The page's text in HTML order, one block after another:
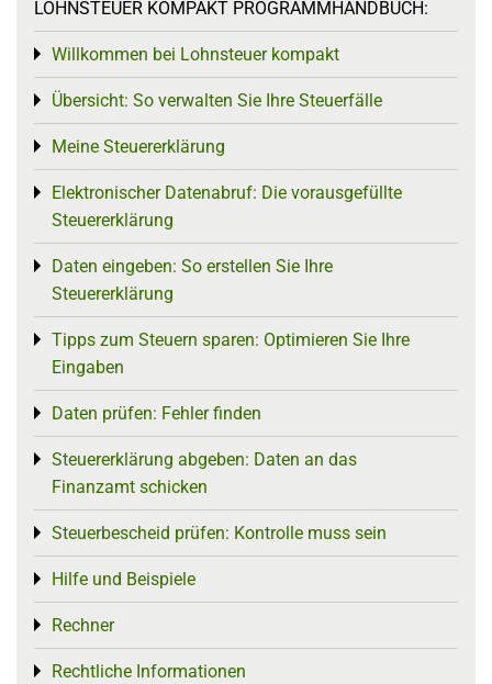
LOHNSTEUER KOMPAKT PROGRAMMHANDBUCH:
Willkommen bei Lohnsteuer kompakt
Toggle menu
Übersicht: So verwalten Sie Ihre Steuerfälle
Toggle menu
Meine Steuererklärung
Toggle menu
Elektronischer Datenabruf: Die vorausgefüllte
Steuererklärung
Toggle menu
Daten eingeben: So erstellen Sie Ihre
Steuererklärung
Toggle menu
Tipps zum Steuern sparen: Optimieren Sie Ihre
Eingaben
Toggle menu
Daten prüfen: Fehler finden
Toggle menu
Steuererklärung abgeben: Daten an das
Finanzamt schicken
Toggle menu
Steuerbescheid prüfen: Kontrolle muss sein
Toggle menu
Hilfe und Beispiele
Toggle menu
Rechner
Toggle menu
Rechtliche Informationen
Toggle menu